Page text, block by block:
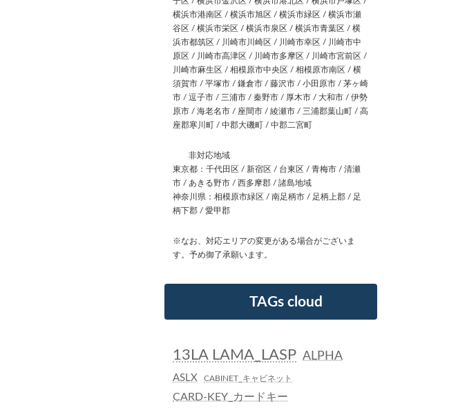
横浜市港南区 / 横浜市旭区 / 横浜市緑区 / 横浜市瀬
谷区 / 横浜市栄区 / 横浜市泉区 / 横浜市青葉区 / 横
浜市都筑区 / 川崎市川崎区 / 川崎市幸区 / 川崎市中
原区 / 川崎市高津区 / 川崎市多摩区 / 川崎市宮前区 /
川崎市麻生区 / 相模原市中央区 / 相模原市南区 / 横
須賀市 / 平塚市 / 鎌倉市 / 藤沢市 / 小田原市 / 茅ヶ崎
市 / 逗子市 / 三浦市 / 秦野市 / 厚木市 / 大和市 / 伊勢
原市 / 海老名市 / 座間市 / 綾瀬市 / 三浦郡葉山町 / 高
座郡寒川町 / 中郡大磯町 / 中郡二宮町
非対応地域
東京都：千代田区 / 新宿区 / 台東区 / 青梅市 / 清瀬
市 / あきる野市 / 西多摩郡 / 諸島地域
神奈川県：相模原市緑区 / 南足柄市 / 足柄上郡 / 足
柄下郡 / 愛甲郡
※なお、対応エリアの変更がある場合がございま
す。予め御了承願います。
TAGs cloud
13LA LAMA_LASP ALPHA
ASLX CABINET_キャビネット
CARD-KEY_カードキー